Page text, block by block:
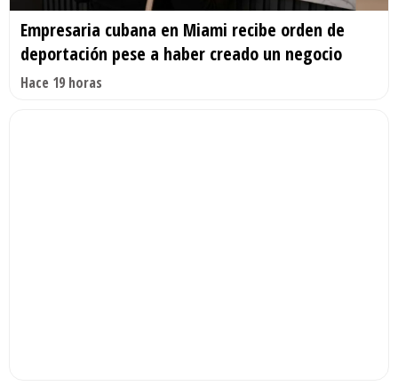
Empresaria cubana en Miami recibe orden de
deportación pese a haber creado un negocio
Hace 19 horas